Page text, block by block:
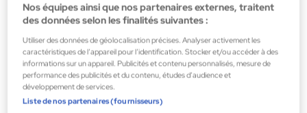
Nos équipes ainsi que nos partenaires externes, traitent
des données selon les finalités suivantes :
Utiliser des données de géolocalisation précises. Analyser activement les
caractéristiques de l’appareil pour l’identification. Stocker et/ou accéder à des
informations sur un appareil. Publicités et contenu personnalisés, mesure de
performance des publicités et du contenu, études d’audience et
développement de services.
Liste de nos partenaires (fournisseurs)